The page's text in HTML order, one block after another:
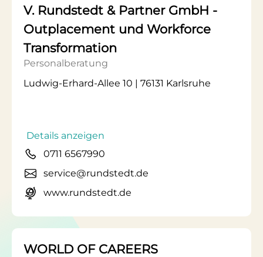
V. Rundstedt & Partner GmbH -
Outplacement und Workforce
Transformation
Personalberatung
Ludwig-Erhard-Allee 10 | 76131 Karlsruhe
Details anzeigen
0711 6567990
service@rundstedt.de
www.rundstedt.de
WORLD OF CAREERS